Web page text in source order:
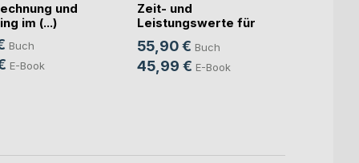
und
im (...)
Buch
E-Book
Zeit- und
Leistungswerte für
die K(...)
55,90 € Buch
45,99 € E-Book